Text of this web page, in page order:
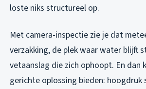
loste niks structureel op.
Met camera-inspectie zie je dat
verzakking, de plek waar water blijft
vetaanslag die zich ophoopt. En dan
gerichte oplossing bieden: hoogdruk